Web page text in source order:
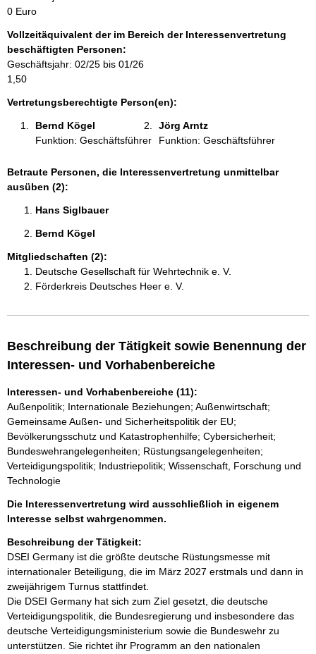
m
t
i
o
n
e
0 Euro
Vollzeitäquivalent der im Bereich der Interessenvertretung
beschäftigten Personen:
Geschäftsjahr: 02/25 bis 01/26
1,50
Vertretungsberechtigte Person(en):
Bernd Kögel
Funktion: Geschäftsführer
Jörg Arntz
Funktion: Geschäftsführer
Betraute Personen, die Interessenvertretung unmittelbar
ausüben (2):
Hans Siglbauer
Bernd Kögel
Mitgliedschaften (2):
Deutsche Gesellschaft für Wehrtechnik e. V.
Förderkreis Deutsches Heer e. V.
Beschreibung der Tätigkeit sowie Benennung der
Interessen- und Vorhabenbereiche
Interessen- und Vorhabenbereiche (11):
Außenpolitik; Internationale Beziehungen; Außenwirtschaft;
Gemeinsame Außen- und Sicherheitspolitik der EU;
Bevölkerungsschutz und Katastrophenhilfe; Cybersicherheit;
Bundeswehrangelegenheiten; Rüstungsangelegenheiten;
Verteidigungspolitik; Industriepolitik; Wissenschaft, Forschung und
Technologie
Die Interessenvertretung wird ausschließlich in eigenem
Interesse selbst wahrgenommen.
Beschreibung der Tätigkeit:
DSEI Germany ist die größte deutsche Rüstungsmesse mit
internationaler Beteiligung, die im März 2027 erstmals und dann in
zweijährigem Turnus stattfindet.
Die DSEI Germany hat sich zum Ziel gesetzt, die deutsche
Verteidigungspolitik, die Bundesregierung und insbesondere das
deutsche Verteidigungsministerium sowie die Bundeswehr zu
unterstützen. Sie richtet ihr Programm an den nationalen